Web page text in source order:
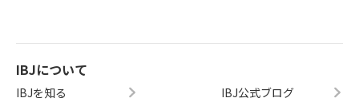
IBJについて
IBJを知る IBJ公式ブログ